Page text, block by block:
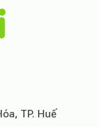
ở, chúng tôi cung
TP. Huế